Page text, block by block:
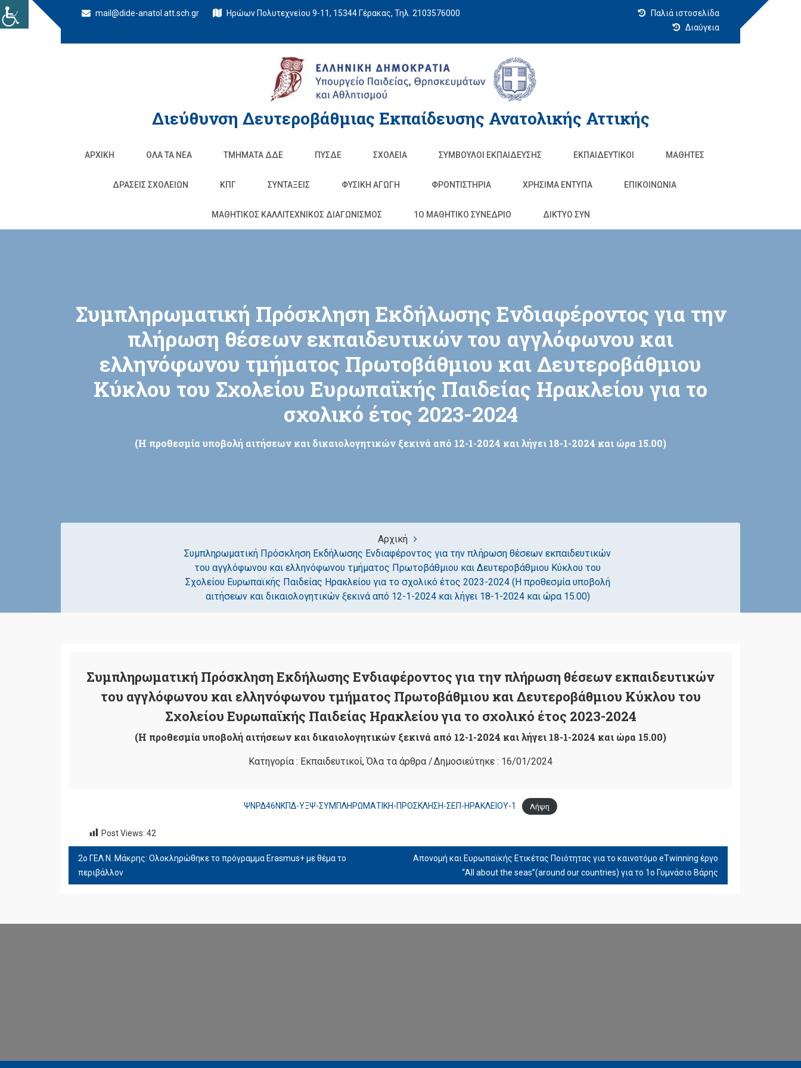
mail@dide-anatol.att.sch.gr Ηρώων Πολυτεχνείου 9-11, 15344 Γέρακας, Τηλ. 2103576000
Παλιά ιστοσελίδα
Διαύγεια
Διεύθυνση Δευτεροβάθμιας Εκπαίδευσης Ανατολικής Αττικής
ΑΡΧΙΚΉ ΌΛΑ ΤΑ ΝΈΑ ΤΜΉΜΑΤΑ ΔΔΕ ΠΥΣΔΕ ΣΧΟΛΕΊΑ ΣΥΜΒΟΥΛΟΙ ΕΚΠΑΙΔΕΥΣΗΣ ΕΚΠΑΙΔΕΥΤΙΚΟΊ ΜΑΘΗΤΈΣ
ΔΡΆΣΕΙΣ ΣΧΟΛΕΊΩΝ ΚΠΓ ΣΥΝΤΑΞΕΙΣ ΦΥΣΙΚΉ ΑΓΩΓΉ ΦΡΟΝΤΙΣΤΉΡΙΑ ΧΡΗΣΙΜΑ ΕΝΤΥΠΑ ΕΠΙΚΟΙΝΩΝΊΑ
ΜΑΘΗΤΙΚΟΣ ΚΑΛΛΙΤΕΧΝΙΚΟΣ ΔΙΑΓΩΝΙΣΜΟΣ 1O ΜΑΘΗΤΙΚΟ ΣΥΝΕΔΡΙΟ ΔΙΚΤΥΟ ΣΥΝ
Συμπληρωματική Πρόσκληση Εκδήλωσης Ενδιαφέροντος για την
πλήρωση θέσεων εκπαιδευτικών του αγγλόφωνου και
ελληνόφωνου τμήματος Πρωτοβάθμιου και Δευτεροβάθμιου
Κύκλου του Σχολείου Ευρωπαϊκής Παιδείας Ηρακλείου για το
σχολικό έτος 2023-2024
(Η προθεσμία υποβολή αιτήσεων και δικαιολογητικών ξεκινά από 12-1-2024 και λήγει 18-1-2024 και ώρα 15.00)
Αρχική
Συμπληρωματική Πρόσκληση Εκδήλωσης Ενδιαφέροντος για την πλήρωση θέσεων εκπαιδευτικών
του αγγλόφωνου και ελληνόφωνου τμήματος Πρωτοβάθμιου και Δευτεροβάθμιου Κύκλου του
Σχολείου Ευρωπαϊκής Παιδείας Ηρακλείου για το σχολικό έτος 2023-2024 (Η προθεσμία υποβολή
αιτήσεων και δικαιολογητικών ξεκινά από 12-1-2024 και λήγει 18-1-2024 και ώρα 15.00)
Συμπληρωματική Πρόσκληση Εκδήλωσης Ενδιαφέροντος για την πλήρωση θέσεων εκπαιδευτικών
του αγγλόφωνου και ελληνόφωνου τμήματος Πρωτοβάθμιου και Δευτεροβάθμιου Κύκλου του
Σχολείου Ευρωπαϊκής Παιδείας Ηρακλείου για το σχολικό έτος 2023-2024
(Η προθεσμία υποβολή αιτήσεων και δικαιολογητικών ξεκινά από 12-1-2024 και λήγει 18-1-2024 και ώρα 15.00)
Κατηγορία : Εκπαιδευτικοί,Όλα τα άρθρα /Δημοσιεύτηκε : 16/01/2024
ΨΝΡΔ46ΝΚΠΔ-ΥΞΨ-ΣΥΜΠΛΗΡΩΜΑΤΙΚΗ-ΠΡΟΣΚΛΗΣΗ-ΣΕΠ-ΗΡΑΚΛΕΙΟΥ-1 Λήψη
Post Views: 42
ΠΛΟΉΓΗΣΗ
ΆΡΘΡΩΝ
2ο ΓΕΛ Ν. Μάκρης: Ολοκληρώθηκε το πρόγραμμα Erasmus+ με θέμα το
περιβάλλον
Απονομή και Ευρωπαϊκής Ετικέτας Ποιότητας για το καινοτόμο eTwinning έργο
“All about the seas”(around our countries) για το 1ο Γυμνάσιο Βάρης